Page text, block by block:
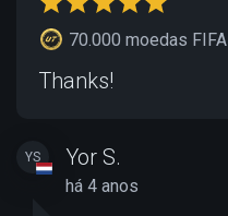
70.000 moedas FIFA
Thanks!
YS Yor S.
há 4 anos